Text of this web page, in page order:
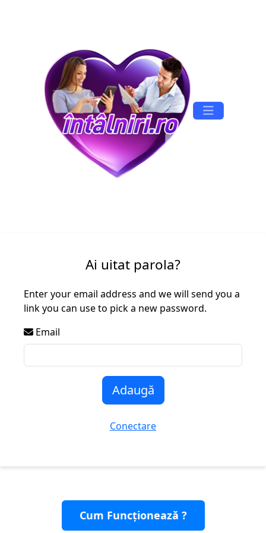
Ai uitat parola?
Enter your email address and we will send you a
link you can use to pick a new password.
Email
Adaugă
Conectare
Cum Funcționează ?